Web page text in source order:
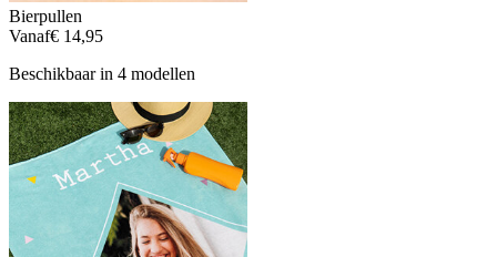
Bierpullen
Vanaf€ 14,95
Beschikbaar in 4 modellen